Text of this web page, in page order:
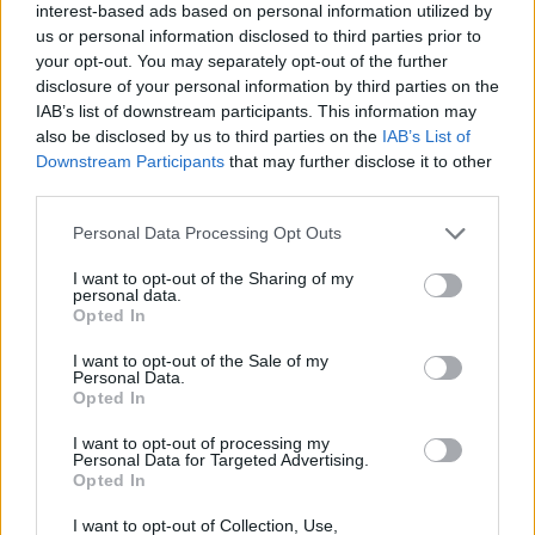
interest-based ads based on personal information utilized by
us or personal information disclosed to third parties prior to
your opt-out. You may separately opt-out of the further
disclosure of your personal information by third parties on the
IAB’s list of downstream participants. This information may
also be disclosed by us to third parties on the IAB’s List of
Downstream Participants that may further disclose it to other
Personal Data Processing Opt Outs
I want to opt-out of the Sharing of my
personal data.
Opted In
I want to opt-out of the Sale of my
Personal Data.
Opted In
I want to opt-out of processing my
Personal Data for Targeted Advertising.
Opted In
I want to opt-out of Collection, Use,
Λοβ Κέβιν Φέλιξ Κάρικ Λούκας Τζον
Τόμας Μάλκολμ Μέρφι Έρικ
COMMENTS
Συνδεθείτε για να σχολιάσετε
LATEST NEWS